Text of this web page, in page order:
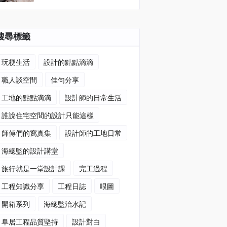
尋標籤
玩梗生活
設計的點點滴滴
職人談空間
佳句分享
工地的點點滴滴
設計師的日常生活
誰說住宅空間的設計只能這樣
師傅們的寫真集
設計師的工地日常
海總監的設計講堂
旅行就是一堂設計課
完工過程
工程知識分享
工程日誌
哏圖
開箱系列
海總監治水記
阜居工程品質堅持
設計對白